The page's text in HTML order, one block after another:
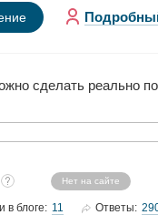
сделать реально
Нет на сайте
в блоге: 11 Ответы: